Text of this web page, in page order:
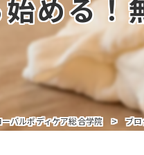
める！
バルボディケア総合学院 ブ